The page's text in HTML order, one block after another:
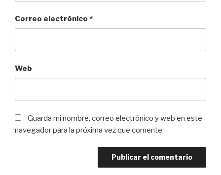
Correo electrónico *
Web
Guarda mi nombre, correo electrónico y web en este
navegador para la próxima vez que comente.